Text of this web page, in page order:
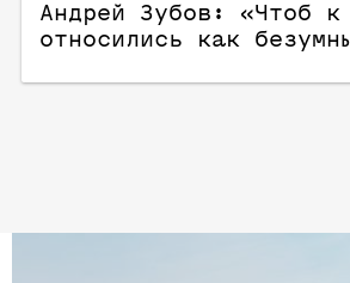
Андрей Зубов: «Чтоб к
относились как